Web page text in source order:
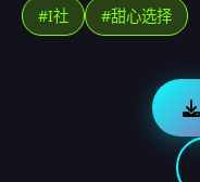
#I社 #甜心选择